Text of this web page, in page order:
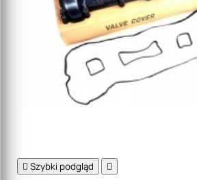
 Szybki podgląd 